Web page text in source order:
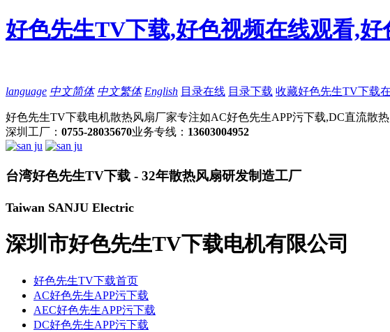
好色先生TV下载,好色视频在线观看,
language 中文简体 中文繁体 English 目录在线 目录下载 收藏好色先生TV下载
好色先生TV下载电机散热风扇厂家专注如AC好色先生APP污下载,DC直流散
深圳工厂： 0755-28035670业务专线： 13603004952
台湾好色先生TV下载 - 32年散热风扇研发制造工厂
Taiwan SANJU Electric
深圳市好色先生TV下载电机有限公司
好色先生TV下载首页
AC好色先生APP污下载
AEC好色先生APP污下载
DC好色先生APP污下载